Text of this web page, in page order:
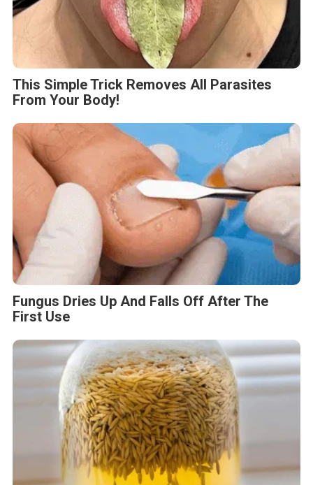
This Simple Trick Removes All Parasites
From Your Body!
Fungus Dries Up And Falls Off After The
First Use